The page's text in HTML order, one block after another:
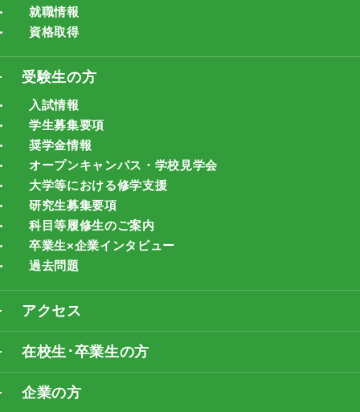
就職情報
資格取得
受験生の方
入試情報
学生募集要項
奨学金情報
オープンキャンパス・学校見学会
大学等における修学支援
研究生募集要項
科目等履修生のご案内
卒業生×企業インタビュー
過去問題
アクセス
在校生･卒業生の方
企業の方